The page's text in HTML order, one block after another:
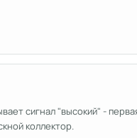
сигнал "высокий" -
коллектор.